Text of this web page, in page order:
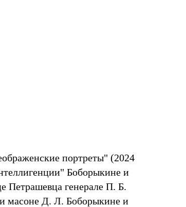
портреты" (2024
Боборыкине и
Петрашевца генерале П. Б.
масоне Д. Л. Боборыкине и